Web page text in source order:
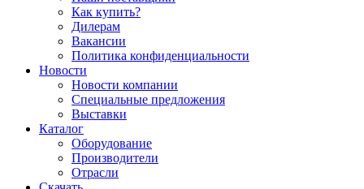
Как купить?
Дилерам
Вакансии
Политика конфиденциальности
Новости
Новости компании
Специальные предложения
Выставки
Каталог
Оборудование
Производители
Отрасли